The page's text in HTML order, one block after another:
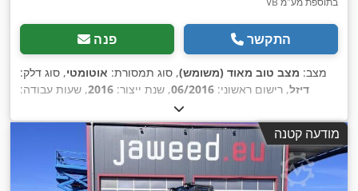
פנה התקשר
מצב: מצב טוב מאוד (משומש), סוג תמסורת: אוטומטי, סוג דלק:
דיזל, רישום ראשוני: 06/2016, שנת ייצור: 2016, שעות עבודה:
מודעה קטנה